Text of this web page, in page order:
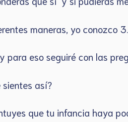
maneras, yo conozco 3.
para eso seguiré con las
sientes así?
que tu infancia haya